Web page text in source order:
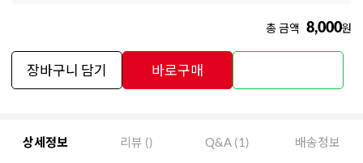
총 금액 8,000원
장바구니 담기 바로구매
상세정보 리뷰 () Q&A (1) 배송정보